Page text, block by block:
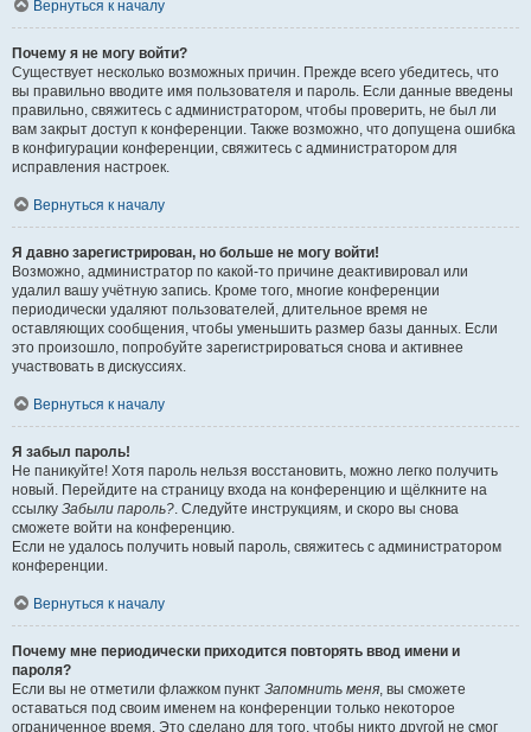
Вернуться к началу
Почему я не могу войти?
Существует несколько возможных причин. Прежде всего убедитесь, что
вы правильно вводите имя пользователя и пароль. Если данные введены
правильно, свяжитесь с администратором, чтобы проверить, не был ли
вам закрыт доступ к конференции. Также возможно, что допущена ошибка
в конфигурации конференции, свяжитесь с администратором для
исправления настроек.
Вернуться к началу
Я давно зарегистрирован, но больше не могу войти!
Возможно, администратор по какой-то причине деактивировал или
удалил вашу учётную запись. Кроме того, многие конференции
периодически удаляют пользователей, длительное время не
оставляющих сообщения, чтобы уменьшить размер базы данных. Если
это произошло, попробуйте зарегистрироваться снова и активнее
участвовать в дискуссиях.
Вернуться к началу
Я забыл пароль!
Не паникуйте! Хотя пароль нельзя восстановить, можно легко получить
новый. Перейдите на страницу входа на конференцию и щёлкните на
ссылку Забыли пароль?. Следуйте инструкциям, и скоро вы снова
сможете войти на конференцию.
Если не удалось получить новый пароль, свяжитесь с администратором
конференции.
Вернуться к началу
Почему мне периодически приходится повторять ввод имени и
пароля?
Если вы не отметили флажком пункт Запомнить меня, вы сможете
оставаться под своим именем на конференции только некоторое
ограниченное время. Это сделано для того, чтобы никто другой не смог